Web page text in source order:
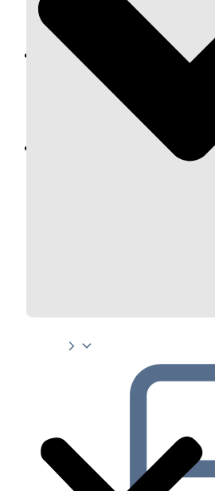
Hiệu suất & dòng tiền
Cơ hội hợp tác & hỗ trợ
Tài nguyên
Blog
Sự kiện
Trung tâm trợ giúp
Chương Trình Creator